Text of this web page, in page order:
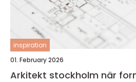
inspiration
01. February 2026
Arkitekt stockholm när form, funktion och